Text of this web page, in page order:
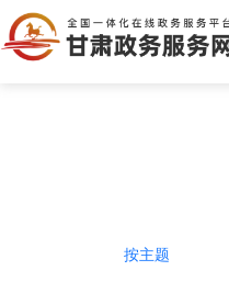
按主题